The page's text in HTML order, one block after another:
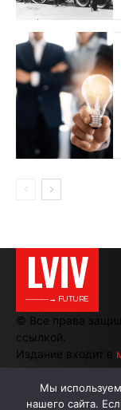
LVIV
———→ FUTURE
© Все права
ссылкой.
Издание входит в
Мы
нашего сайта.